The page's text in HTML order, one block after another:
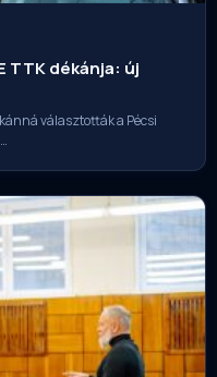
TTK dékánja: új
választották a Pécsi